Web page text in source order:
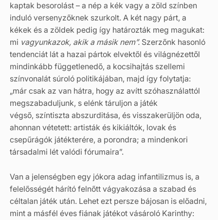
kaptak besorolást – a nép a kék vagy a zöld színben
induló versenyzőknek szurkolt. A két nagy párt, a
kékek és a zöldek pedig így határozták meg magukat:
mi vagyunkazok, akik a másik nem”. Szerzőnk hasonló
tendenciát lát a hazai pártok elvektől és világnézettől
mindinkább függetlenedő, a kocsihajtás szellemi
színvonalát súroló politikájában, majd így folytatja:
„már csak az van hátra, hogy az avítt szóhasználattól
megszabaduljunk, s elénk táruljon a játék
végső, színtiszta abszurditása, és visszakerüljön oda,
ahonnan vétetett: artisták és kikiáltók, lovak és
csepűrágók játékterére, a porondra; a mindenkori
társadalmi lét valódi fórumaira”.
Van a jelenségben egy jókora adag infantilizmus is, a
felelősségét hárító felnőtt vágyakozása a szabad és
céltalan játék után. Lehet ezt persze bájosan is előadni,
mint a másfél éves fiának játékot vásároló Karinthy: